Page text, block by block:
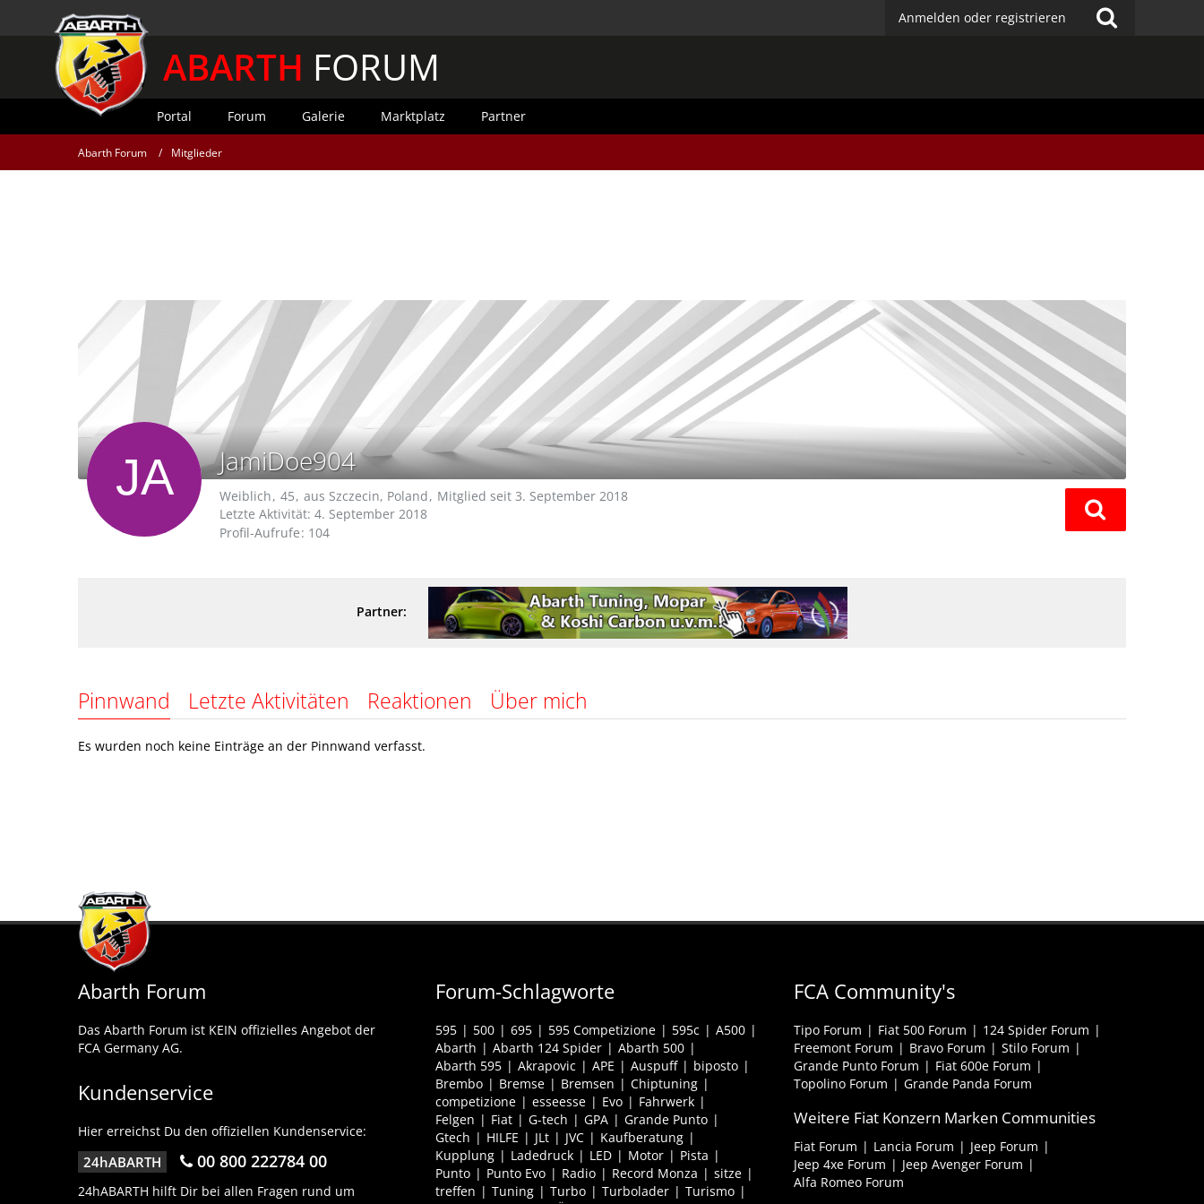
Anmelden oder registrieren
ABARTH FORUM
Portal Forum Galerie Marktplatz Partner
Abarth Forum Mitglieder
JamiDoe904
Weiblich 45 aus Szczecin, Poland
Mitglied seit 3. September 2018
Letzte Aktivität:4. September 2018
Profil-Aufrufe 104
Partner:
Pinnwand Letzte Aktivitäten Reaktionen Über mich
Es wurden noch keine Einträge an der Pinnwand verfasst.
Abarth Forum
Das Abarth Forum ist KEIN offizielles Angebot der
FCA Germany AG.
Kundenservice
Hier erreichst Du den offiziellen Kundenservice:
24hABARTH 00 800 222784 00
24hABARTH hilft Dir bei allen Fragen rund um
Forum-Schlagworte
595 500 695 595 Competizione 595c
A500
Abarth
Abarth 124 Spider
Abarth 500
Abarth 595
Akrapovic APE Auspuff
biposto
Brembo
Bremse Bremsen
Chiptuning
competizione
esseesse Evo
Fahrwerk
Felgen
Fiat G-tech GPA
Grande Punto
Gtech
HILFE JLt JVC
Kaufberatung
Kupplung
Ladedruck LED Motor
Pista
Punto
Punto Evo Radio Record Monza
sitze
treffen
Tuning Turbo Turbolader
Turismo
FCA Community's
Tipo Forum Fiat 500 Forum
124 Spider Forum
Freemont Forum
Bravo Forum
Stilo Forum
Grande Punto Forum
Fiat 600e Forum
Topolino Forum
Grande Panda Forum
Weitere Fiat Konzern Marken Communities
Fiat Forum Lancia Forum
Jeep Forum
Jeep 4xe Forum
Jeep Avenger Forum
Alfa Romeo Forum